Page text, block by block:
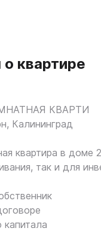
квартире
КВАРТИ
Калининград
квартира в доме
так и для
капитала